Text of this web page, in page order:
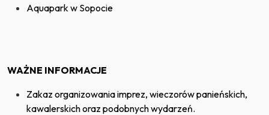
Aquapark w Sopocie
WAŻNE INFORMACJE
Zakaz organizowania imprez, wieczorów panieńskich,
kawalerskich oraz podobnych wydarzeń.